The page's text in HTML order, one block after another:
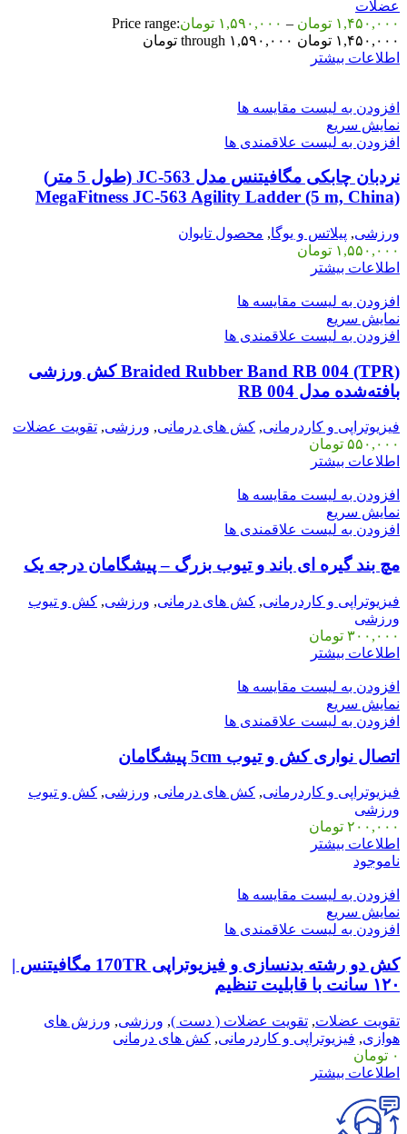
عضلات
۱,۴۵۰,۰۰۰ تومان – ۱,۵۹۰,۰۰۰ تومانPrice range:
۱,۴۵۰,۰۰۰ تومان through ۱,۵۹۰,۰۰۰ تومان
اطلاعات بیشتر
افزودن به لیست مقایسه ها
نمایش سریع
افزودن به لیست علاقمندی ها
نردبان چابکی مگافیتنس مدل JC-563 (طول 5 متر)
MegaFitness JC-563 Agility Ladder (5 m, China)
ورزشی, پیلاتس و یوگا, محصول تایوان
۱,۵۵۰,۰۰۰ تومان
اطلاعات بیشتر
افزودن به لیست مقایسه ها
نمایش سریع
افزودن به لیست علاقمندی ها
Braided Rubber Band RB 004 (TPR) کش ورزشی
بافته‌شده مدل RB 004
فیزیوتراپی و کاردرمانی, کش های درمانی, ورزشی, تقویت عضلات
۵۵۰,۰۰۰ تومان
اطلاعات بیشتر
افزودن به لیست مقایسه ها
نمایش سریع
افزودن به لیست علاقمندی ها
مچ بند گیره ای باند و تیوب بزرگ – پیشگامان درجه یک
فیزیوتراپی و کاردرمانی, کش های درمانی, ورزشی, کش و تیوب
ورزشی
۳۰۰,۰۰۰ تومان
اطلاعات بیشتر
افزودن به لیست مقایسه ها
نمایش سریع
افزودن به لیست علاقمندی ها
اتصال نواری کش و تیوب 5cm پیشگامان
فیزیوتراپی و کاردرمانی, کش های درمانی, ورزشی, کش و تیوب
ورزشی
۲۰۰,۰۰۰ تومان
اطلاعات بیشتر
ناموجود
افزودن به لیست مقایسه ها
نمایش سریع
افزودن به لیست علاقمندی ها
کش دو رشته بدنسازی و فیزیوتراپی 170TR مگافیتنس |
۱۲۰ سانت با قابلیت تنظیم
تقویت عضلات, تقویت عضلات ( دست ), ورزشی, ورزش های
هوازی, فیزیوتراپی و کاردرمانی, کش های درمانی
۰ تومان
اطلاعات بیشتر